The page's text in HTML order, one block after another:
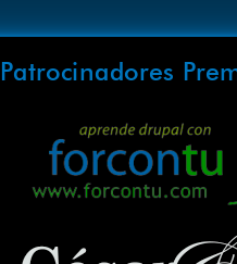
Patrocinadores